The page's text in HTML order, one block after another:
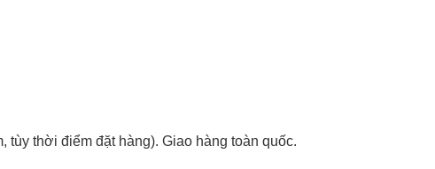
thời điểm đặt hàng). Giao hàng toàn quốc.